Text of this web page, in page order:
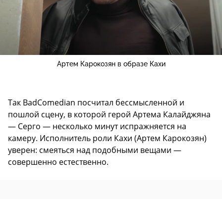
Артем Карокозян в образе Кахи
Так BadComedian посчитал бессмысленной и
пошлой сцену, в которой герой Артема Калайджяна
— Серго — несколько минут испражняется на
камеру. Исполнитель роли Кахи (Артем Карокозян)
уверен: смеяться над подобными вещами —
совершенно естественно.